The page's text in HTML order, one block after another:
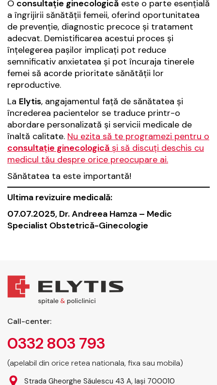
O consultație ginecologică este o parte esențială
a îngrijirii sănătății femeii, oferind oportunitatea
de prevenție, diagnostic precoce și tratament
adecvat. Demistificarea acestui proces și
înțelegerea pașilor implicați pot reduce
semnificativ anxietatea și pot încuraja tinerele
femei să acorde prioritate sănătății lor
reproductive.
La Elytis, angajamentul față de sănătatea și
încrederea pacientelor se traduce printr-o
abordare personalizată și servicii medicale de
înaltă calitate. Nu ezita să te programezi pentru o
consultație ginecologică și să discuți deschis cu
medicul tău despre orice preocupare ai.
Sănătatea ta este importantă!
Ultima revizuire medicală:
07.07.2025, Dr. Andreea Hamza – Medic
Specialist Obstetrică-Ginecologie
Call-center:
0332 803 793
(apelabil din orice retea nationala, fixa sau mobila)
Strada Gheorghe Săulescu 43 A, Iași 700010